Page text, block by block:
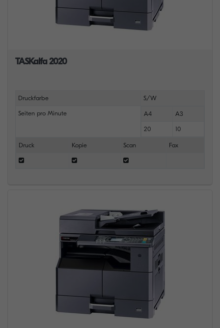
TASKalfa 2020
Druckfarbe S/W
Seiten pro Minute A4 A3
20 10
Druck Kopie Scan Fax